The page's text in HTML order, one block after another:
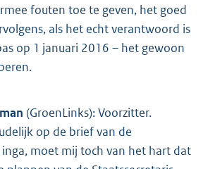
fouten toe te geven, het goed
als het echt verantwoord is
op 1 januari 2016 – het gewoon
(GroenLinks): Voorzitter.
op de brief van de
inga, moet mij toch van het hart dat